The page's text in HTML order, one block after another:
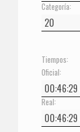
Categoría:
Tiempos:
Oficial:
Real: